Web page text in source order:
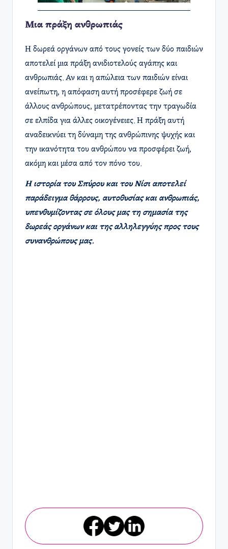
Μια πράξη ανθρωπιάς
Η δωρεά οργάνων από τους γονείς των δύο παιδιών
αποτελεί μια πράξη ανιδιοτελούς αγάπης και
ανθρωπιάς. Αν και η απώλεια των παιδιών είναι
ανείπωτη, η απόφαση αυτή προσέφερε ζωή σε
άλλους ανθρώπους, μετατρέποντας την τραγωδία
σε ελπίδα για άλλες οικογένειες. Η πράξη αυτή
αναδεικνύει τη δύναμη της ανθρώπινης ψυχής και
την ικανότητα του ανθρώπου να προσφέρει ζωή,
ακόμη και μέσα από τον πόνο του.
Η ιστορία του Σπύρου και του Νίσι αποτελεί
παράδειγμα θάρρους, αυτοθυσίας και ανθρωπιάς,
υπενθυμίζοντας σε όλους μας τη σημασία της
δωρεάς οργάνων και της αλληλεγγύης προς τους
συνανθρώπους μας.